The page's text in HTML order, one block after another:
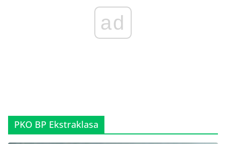
ad
PKO BP Ekstraklasa